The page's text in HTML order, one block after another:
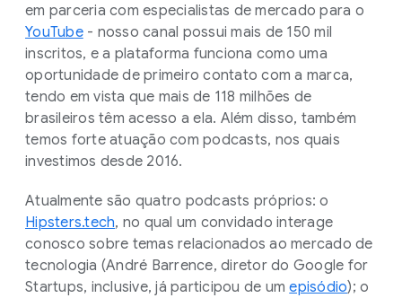
em parceria com especialistas de mercado para o
YouTube- nosso canal possui mais de 150 mil
inscritos, e a plataforma funciona como uma
oportunidade de primeiro contato com a marca,
tendo em vista que mais de 118 milhões de
brasileiros têm acesso a ela. Além disso, também
temos forte atuação com podcasts, nos quais
investimos desde 2016.
Atualmente são quatro podcasts próprios: o
Hipsters.tech, no qual um convidado interage
conosco sobre temas relacionados ao mercado de
tecnologia (André Barrence, diretor do Google for
Startups, inclusive, já participou de umepisódio); o